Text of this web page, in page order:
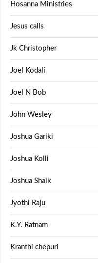
Hosanna Ministries
Jesus calls
Jk Christopher
Joel Kodali
Joel N Bob
John Wesley
Joshua Gariki
Joshua Kolli
Joshua Shaik
Jyothi Raju
K.Y. Ratnam
Kranthi chepuri